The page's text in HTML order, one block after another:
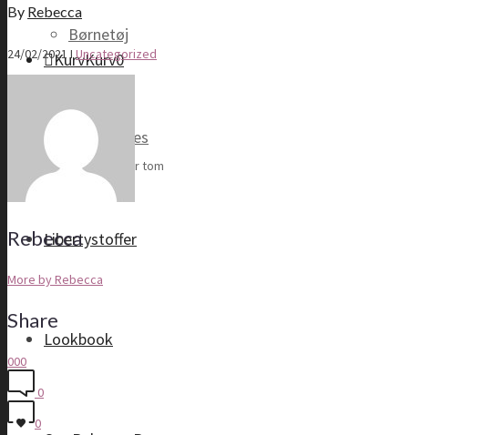
Børnetøj
Accessories
Libertystoffer
Lookbook
KurvKurv0
Din kurv er tom
By Rebecca
24/02/2021 IUncategorized
Rebecca
More by Rebecca
Share
000
0
0